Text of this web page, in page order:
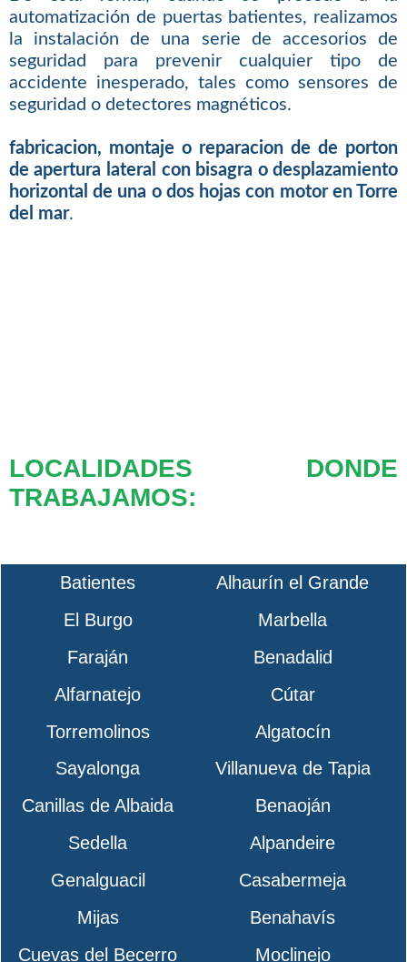
automatización de puertas batientes, realizamos
la instalación de una serie de accesorios de
seguridad para prevenir cualquier tipo de
accidente inesperado, tales como sensores de
seguridad o detectores magnéticos.
fabricacion, montaje o reparacion de de porton
de apertura lateral con bisagra o desplazamiento
horizontal de una o dos hojas con motor en Torre
del mar.
LOCALIDADES DONDE
TRABAJAMOS:
Batientes
Alhaurín el Grande
El Burgo
Marbella
Faraján
Benadalid
Alfarnatejo
Cútar
Torremolinos
Algatocín
Sayalonga
Villanueva de Tapia
Canillas de Albaida
Benaoján
Sedella
Alpandeire
Genalguacil
Casabermeja
Mijas
Benahavís
Cuevas del Becerro
Moclinejo